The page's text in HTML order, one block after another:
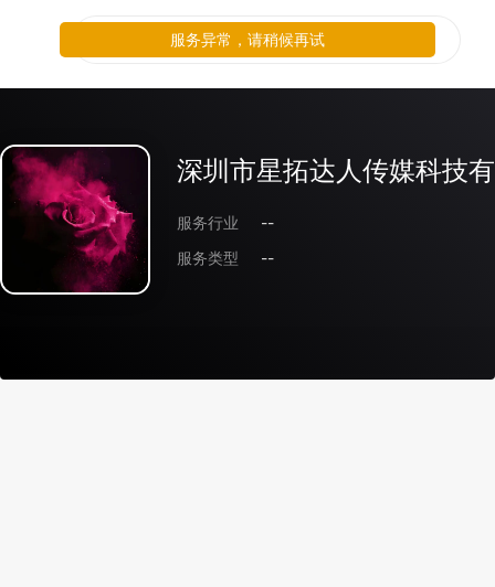
深圳市星拓达人传媒科技
服务行业
--
服务类型
--
服务异常，请稍候再试